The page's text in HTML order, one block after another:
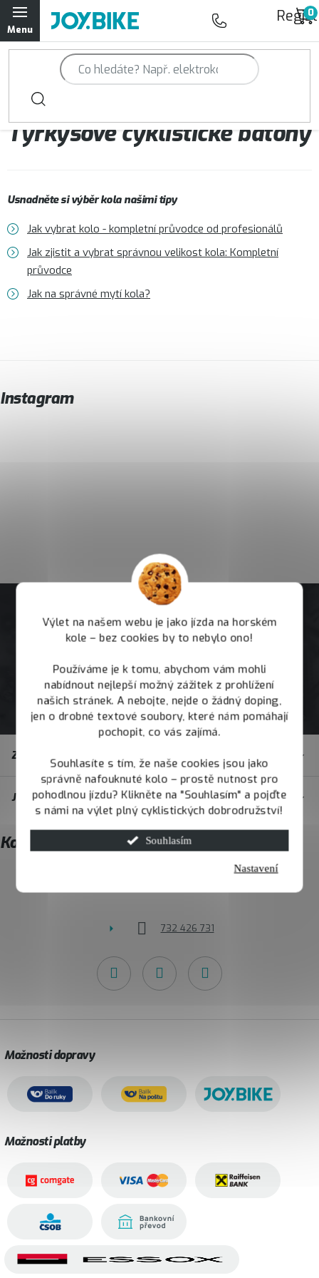
Výlet na našem webu je jako jízda na horském
kole – bez cookies by to nebylo ono!
Používáme je k tomu, abychom vám mohli
nabídnout nejlepší možný zážitek z prohlížení
našich stránek. A nebojte, nejde o žádný doping,
jen o drobné textové soubory, které nám pomáhají
pochopit, co vás zajímá.
Souhlasíte s tím, že naše cookies jsou jako
správně nafouknuté kolo – prostě nutnost pro
pohodlnou jízdu? Klikněte na "Souhlasím" a pojďte
s námi na výlet plný cyklistických dobrodružství!
Souhlasím
Nastavení
Přejít
na
obsah
Trailová kola Qayron
Horská kola Qayron
Dámská horská kola Qayron
Doplňky a oblečení Qayron
Kontakt Servisní a výdejní místa
Tyrkysové cyklistické batohy
Usnadněte si výběr kola našimi tipy
Jak vybrat kolo - kompletní průvodce od profesionálů
Jak zjistit a vybrat správnou velikost kola: Kompletní
průvodce
Jak na správné mytí kola?
Instagram
t
í
Zákaznický servis
JOY.BIKE
Kontakt
732 426 731
Možnosti dopravy
Možnosti platby